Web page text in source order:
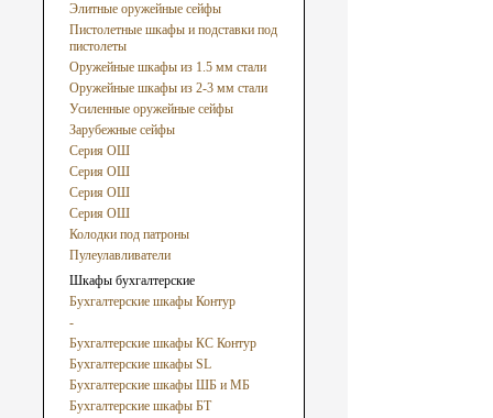
Элитные оружейные сейфы
Пистолетные шкафы и подставки под
пистолеты
Оружейные шкафы из 1.5 мм стали
Оружейные шкафы из 2-3 мм стали
Усиленные оружейные сейфы
Зарубежные сейфы
Серия ОШ
Серия ОШ
Серия ОШ
Серия ОШ
Колодки под патроны
Пулеулавливатели
Шкафы бухгалтерские
Бухгалтерские шкафы Контур
-
Бухгалтерские шкафы КС Контур
Бухгалтерские шкафы SL
Бухгалтерские шкафы ШБ и МБ
Бухгалтерские шкафы БТ